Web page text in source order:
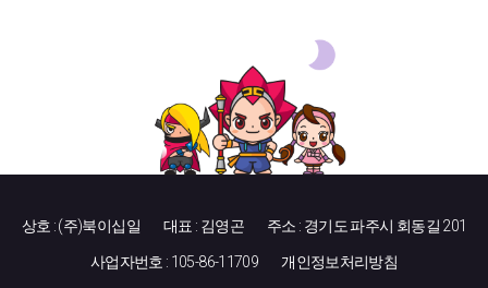
상호 : (주)북이십일 대표 : 김영곤 주소 : 경기도 파주시 회동길 201
사업자번호 : 105-86-11709 개인정보처리방침